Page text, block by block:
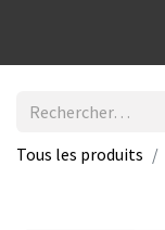
Tous les produits